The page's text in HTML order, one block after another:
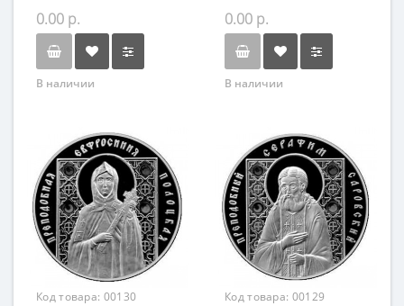
0.00 р.
В наличии
православный сувенир
0.00 р.
В наличии
Код товара: 00130
Код товара: 00129